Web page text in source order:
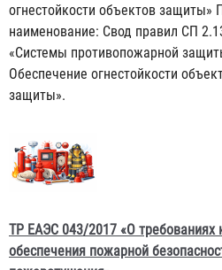
огнестойкости объектов защиты»
наименование: Свод правил СП
«Системы противопожарной
Обеспечение огнестойкости
защиты».
ТР ЕАЭС 043/2017 «О требованиях
обеспечения пожарной